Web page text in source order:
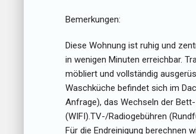
Bemerkungen:
Diese Wohnung ist ruhig und
in wenigen Minuten erreichbar.
möbliert und vollständig
Waschküche befindet sich im
Anfrage), das Wechseln der
(WIFI).TV-/Radiogebühren
Für die Endreinigung berechnen